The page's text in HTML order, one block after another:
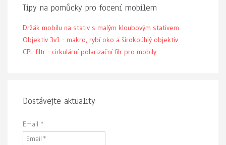
Tipy na pomůcky pro focení mobilem
Držák mobilu na stativ s malým kloubovým stativem
Objektiv 3v1 - makro, rybí oko a širokoúhlý objektiv
CPL filtr - cirkulární polarizační filr pro mobily
Dostávejte aktuality
Email *